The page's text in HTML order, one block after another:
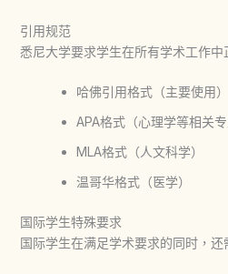
引用规范
悉尼大学要求学生在所有学术工作中
哈佛引用格式（主要使用）
APA格式（心理学等相关专
MLA格式（人文科学）
温哥华格式（医学）
国际学生特殊要求
国际学生在满足学术要求的同时，还